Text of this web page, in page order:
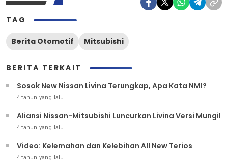
TAG
Berita Otomotif Mitsubishi
BERITA TERKAIT
Sosok New Nissan Livina Terungkap, Apa Kata NMI?
4 tahun yang lalu
Aliansi Nissan-Mitsubishi Luncurkan Livina Versi Mungil
4 tahun yang lalu
Video: Kelemahan dan Kelebihan All New Terios
4 tahun yang lalu